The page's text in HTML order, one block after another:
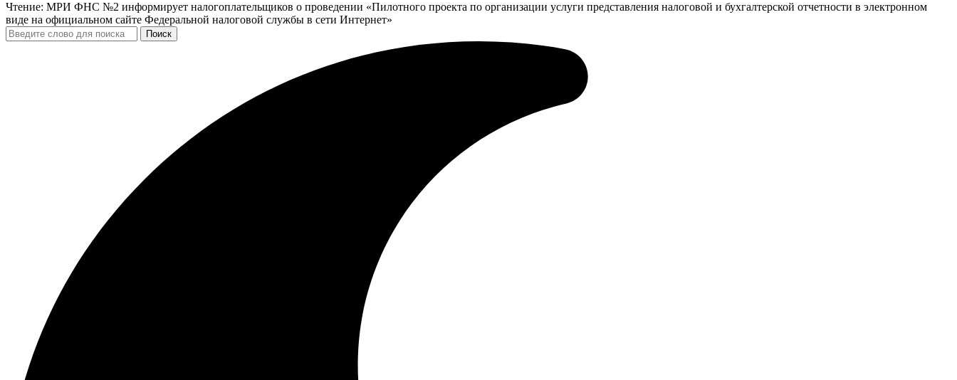
Чтение: МРИ ФНС №2 информирует налогоплательщиков о проведении «Пилотного проекта по организации услуги представления налоговой и бухгалтерской отчетности в электронном
виде на официальном сайте Федеральной налоговой службы в сети Интернет»